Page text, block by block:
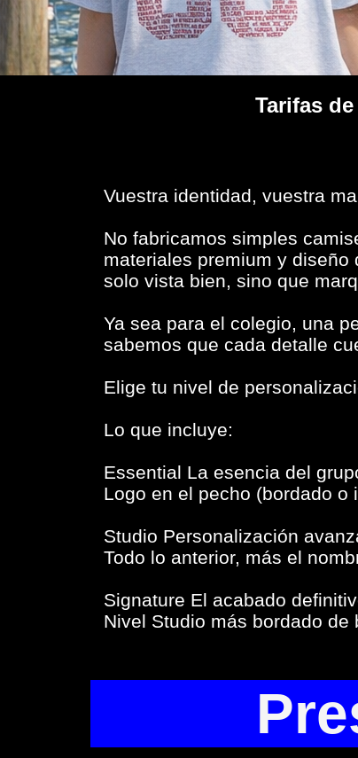
Tarifas
Vuestra identidad, vuestra
No fabricamos simples
materiales premium y
solo vista bien, sino que
Ya sea para el colegio, una
sabemos que cada detalle
Elige tu nivel de
Lo que incluye:
Essential La esencia del
Logo en el pecho (bordado
Studio Personalización
Todo lo anterior, más el
Signature El acabado
Nivel Studio más bordado